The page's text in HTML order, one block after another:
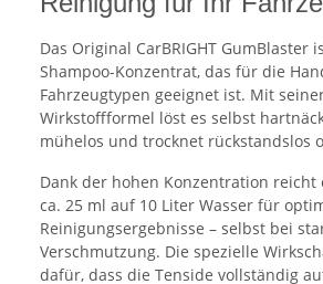
Das Original CarBRIGHT GumBlaster
Shampoo-Konzentrat, das für die
Fahrzeugtypen geeignet ist. Mit
Wirkstoffformel löst es selbst
mühelos und trocknet rückstandslos
Dank der hohen Konzentration reicht
ca. 25 ml auf 10 Liter Wasser für
Reinigungsergebnisse – selbst bei
Verschmutzung. Die spezielle
dafür, dass die Tenside vollständig